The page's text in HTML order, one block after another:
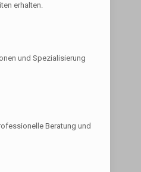
erhalten.
und Spezialisierung
Beratung und